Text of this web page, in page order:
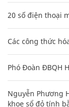
20 số điện thoại
Các công thức
Phó Đoàn ĐBQH
Nguyễn Phương
khoe sổ đỏ tính